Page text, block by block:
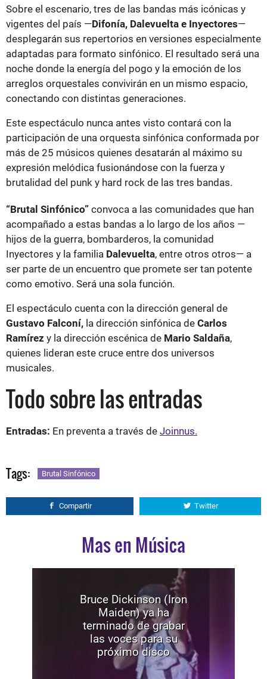
Sobre el escenario, tres de las bandas más icónicas y
vigentes del país —Difonía, Dalevuelta e Inyectores—
desplegarán sus repertorios en versiones especialmente
adaptadas para formato sinfónico. El resultado será una
noche donde la energía del pogo y la emoción de los
arreglos orquestales convivirán en un mismo espacio,
conectando con distintas generaciones.
Este espectáculo nunca antes visto contará con la
participación de una orquesta sinfónica conformada por
más de 25 músicos quienes desatarán al máximo su
expresión melódica fusionándose con la fuerza y
brutalidad del punk y hard rock de las tres bandas.
“Brutal Sinfónico” convoca a las comunidades que han
acompañado a estas bandas a lo largo de los años —
hijos de la guerra, bombarderos, la comunidad
Inyectores y la familia Dalevuelta, entre otros otros— a
ser parte de un encuentro que promete ser tan potente
como emotivo. Será una sola función.
El espectáculo cuenta con la dirección general de
Gustavo Falconí, la dirección sinfónica de Carlos
Ramírez y la dirección escénica de Mario Saldaña,
quienes lideran este cruce entre dos universos
musicales.
Todo sobre las entradas
Entradas: En preventa a través de Joinnus.
Tags: Brutal Sinfónico
Compartir Twitter
Mas en Música
Bruce Dickinson (Iron
Maiden) ya ha
terminado de grabar
las voces para su
próximo disco